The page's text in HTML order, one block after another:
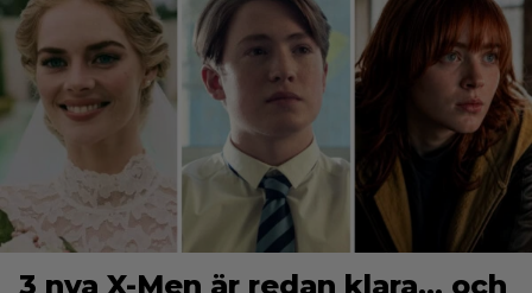
3 nya X-Men är redan klara… och